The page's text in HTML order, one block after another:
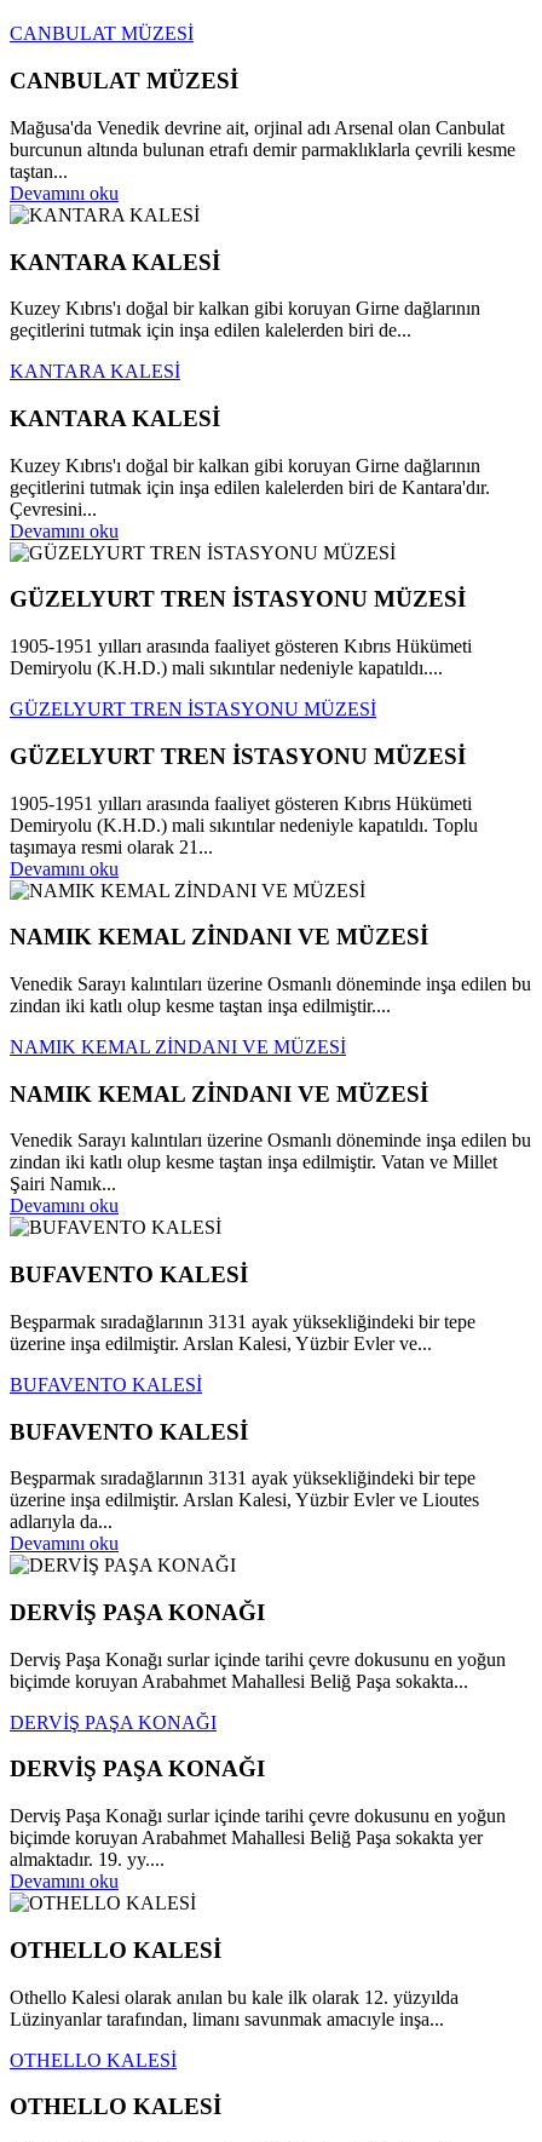
CANBULAT MÜZESİ
CANBULAT MÜZESİ
Mağusa'da Venedik devrine ait, orjinal adı Arsenal olan Canbulat
burcunun altında bulunan etrafı demir parmaklıklarla çevrili kesme
taştan...
Devamını oku
KANTARA KALESİ
Kuzey Kıbrıs'ı doğal bir kalkan gibi koruyan Girne dağlarının
geçitlerini tutmak için inşa edilen kalelerden biri de...
KANTARA KALESİ
KANTARA KALESİ
Kuzey Kıbrıs'ı doğal bir kalkan gibi koruyan Girne dağlarının
geçitlerini tutmak için inşa edilen kalelerden biri de Kantara'dır.
Çevresini...
Devamını oku
GÜZELYURT TREN İSTASYONU MÜZESİ
1905-1951 yılları arasında faaliyet gösteren Kıbrıs Hükümeti
Demiryolu (K.H.D.) mali sıkıntılar nedeniyle kapatıldı....
GÜZELYURT TREN İSTASYONU MÜZESİ
GÜZELYURT TREN İSTASYONU MÜZESİ
1905-1951 yılları arasında faaliyet gösteren Kıbrıs Hükümeti
Demiryolu (K.H.D.) mali sıkıntılar nedeniyle kapatıldı. Toplu
taşımaya resmi olarak 21...
Devamını oku
NAMIK KEMAL ZİNDANI VE MÜZESİ
Venedik Sarayı kalıntıları üzerine Osmanlı döneminde inşa edilen bu
zindan iki katlı olup kesme taştan inşa edilmiştir....
NAMIK KEMAL ZİNDANI VE MÜZESİ
NAMIK KEMAL ZİNDANI VE MÜZESİ
Venedik Sarayı kalıntıları üzerine Osmanlı döneminde inşa edilen bu
zindan iki katlı olup kesme taştan inşa edilmiştir. Vatan ve Millet
Şairi Namık...
Devamını oku
BUFAVENTO KALESİ
Beşparmak sıradağlarının 3131 ayak yüksekliğindeki bir tepe
üzerine inşa edilmiştir. Arslan Kalesi, Yüzbir Evler ve...
BUFAVENTO KALESİ
BUFAVENTO KALESİ
Beşparmak sıradağlarının 3131 ayak yüksekliğindeki bir tepe
üzerine inşa edilmiştir. Arslan Kalesi, Yüzbir Evler ve Lioutes
adlarıyla da...
Devamını oku
DERVİŞ PAŞA KONAĞI
Derviş Paşa Konağı surlar içinde tarihi çevre dokusunu en yoğun
biçimde koruyan Arabahmet Mahallesi Beliğ Paşa sokakta...
DERVİŞ PAŞA KONAĞI
DERVİŞ PAŞA KONAĞI
Derviş Paşa Konağı surlar içinde tarihi çevre dokusunu en yoğun
biçimde koruyan Arabahmet Mahallesi Beliğ Paşa sokakta yer
almaktadır. 19. yy....
Devamını oku
OTHELLO KALESİ
Othello Kalesi olarak anılan bu kale ilk olarak 12. yüzyılda
Lüzinyanlar tarafından, limanı savunmak amacıyle inşa...
OTHELLO KALESİ
OTHELLO KALESİ